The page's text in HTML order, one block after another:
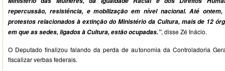
repercussão, resistência, e mobilização em nível nacional. Até
protestos relacionados à extinção do Ministério da Cultura, mais de 12
em que as sedes, ligados à Cultura, estão ocupadas.”, disse Zé Inácio.
O Deputado finalizou falando da perda de autonomia da Controladoria
fiscalizar verbas federais.